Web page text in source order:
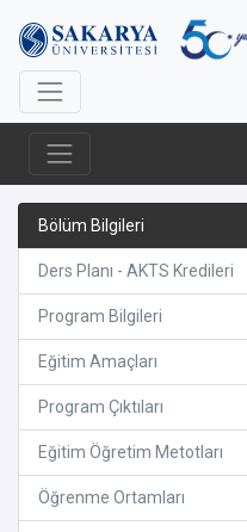
Bölüm Bilgileri
Ders Planı - AKTS Kredileri
Program Bilgileri
Eğitim Amaçları
Program Çıktıları
Eğitim Öğretim Metotları
Öğrenme Ortamları